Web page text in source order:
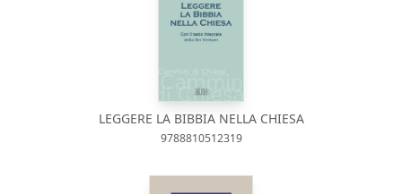
LEGGERE LA BIBBIA NELLA CHIESA
9788810512319